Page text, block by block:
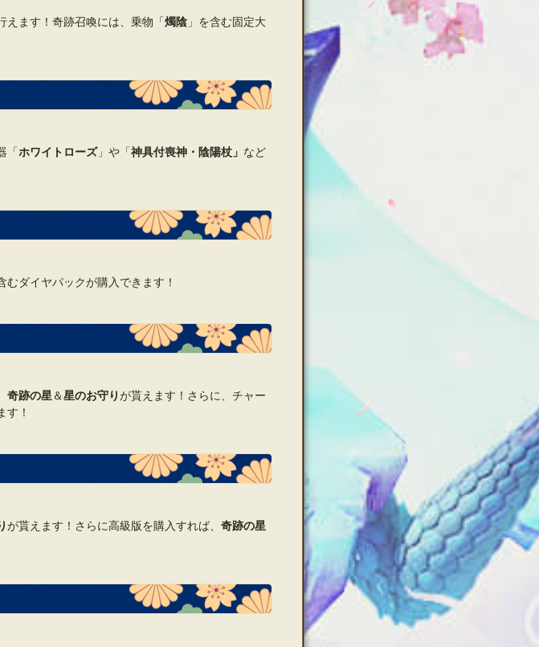
えます！奇跡召喚には、乗物「燭陰 」を含む固定大
「ホワイトローズ」や「神具付喪神・陰陽杖」 など
ダイヤパックが購入できます！
奇跡の星＆星のお守りが貰えます！さらに、チャー
す！
が貰えます！さらに高級版を購入すれば、 奇跡の星